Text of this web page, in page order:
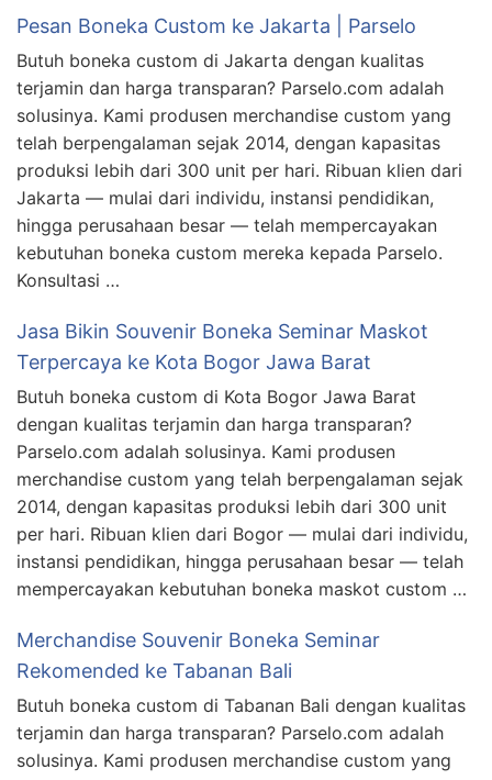
Pesan Boneka Custom ke Jakarta | Parselo
Butuh boneka custom di Jakarta dengan kualitas
terjamin dan harga transparan? Parselo.com adalah
solusinya. Kami produsen merchandise custom yang
telah berpengalaman sejak 2014, dengan kapasitas
produksi lebih dari 300 unit per hari. Ribuan klien dari
Jakarta — mulai dari individu, instansi pendidikan,
hingga perusahaan besar — telah mempercayakan
kebutuhan boneka custom mereka kepada Parselo.
Konsultasi …
Jasa Bikin Souvenir Boneka Seminar Maskot
Terpercaya ke Kota Bogor Jawa Barat
Butuh boneka custom di Kota Bogor Jawa Barat
dengan kualitas terjamin dan harga transparan?
Parselo.com adalah solusinya. Kami produsen
merchandise custom yang telah berpengalaman sejak
2014, dengan kapasitas produksi lebih dari 300 unit
per hari. Ribuan klien dari Bogor — mulai dari individu,
instansi pendidikan, hingga perusahaan besar — telah
mempercayakan kebutuhan boneka maskot custom …
Merchandise Souvenir Boneka Seminar
Rekomended ke Tabanan Bali
Butuh boneka custom di Tabanan Bali dengan kualitas
terjamin dan harga transparan? Parselo.com adalah
solusinya. Kami produsen merchandise custom yang